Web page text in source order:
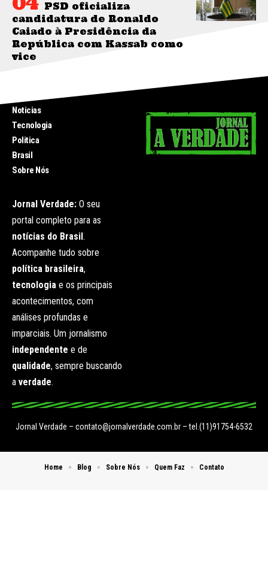
PSD oficializa
candidatura de Ronaldo
Caiado à Presidência da
República com Kassab como
vice
Noticias
Tecnologia
Politica
Brasil
Sobre Nós
Jornal Verdade: O seu
portal completo para as
notícias do Brasil .
Acompanhe tudo sobre
política brasileira,
tecnologia e os principais
acontecimentos, com
análises profundas e
imparciais. Um jornalismo
independente e de
qualidade, sempre buscando
a verdade.
Jornal Verdade – contato@jornalverdade.com.br – tel.(11)91754-6532
Home Blog Sobre Nós Quem Faz Contato